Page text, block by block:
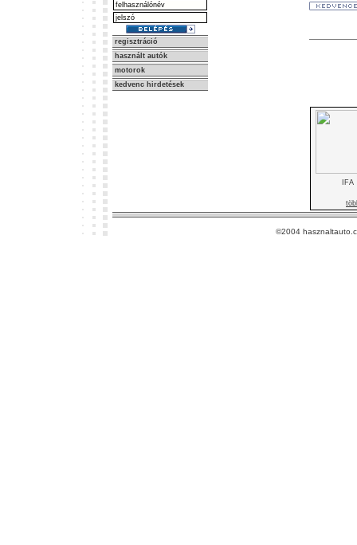
regisztráció
használt autók
motorok
kedvenc hirdetések
IFA
©2004